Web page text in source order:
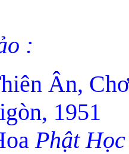
:
Ân,
1951
Phật